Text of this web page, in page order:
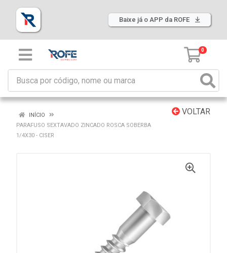
Baixe já o APP da ROFE
0
VOLTAR
INÍCIO
PARAFUSO SEXTAVADO ZINCADO ROSCA SOBERBA
1/4X30 - CISER